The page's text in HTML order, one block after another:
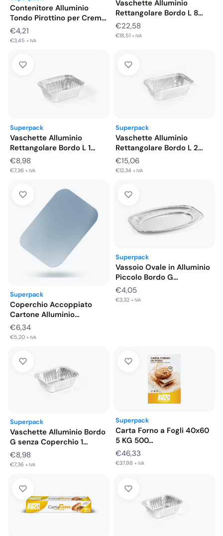
Contenitore Alluminio
Tondo Pirottino per Creme
Caramel Ø…
€4,21
€3,45 + IVA
Vaschette Alluminio
Rettangolare Bordo L 8
Porzioni 325X260X51…
€22,58
€18,51 + IVA
Superpack
Vaschette Alluminio
Rettangolare Bordo L 1
Porzione 147x123x40…
€8,98
€7,36 + IVA
Superpack
Vaschette Alluminio
Rettangolare Bordo L 2
Porzioni Alto…
€15,06
€12,34 + IVA
Superpack
Coperchio Accoppiato
Cartone Alluminio
Vaschette 8 Porzioni
321X263…
€6,34
€5,20 + IVA
Superpack
Vassoio Ovale in Alluminio
Piccolo Bordo G
350x143x21…
€4,05
€3,32 + IVA
Superpack
Vaschette Alluminio Bordo
G senza Coperchio 1
Porzione…
€8,98
€7,36 + IVA
Superpack
Carta Forno a Fogli 40x60
5 KG 500…
€46,33
€37,98 + IVA